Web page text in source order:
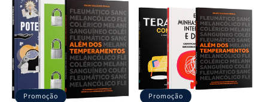
Raizes
da
Alma
|
O
Vício
Agradar
Raizes
da
Alma
|
O
Vício
de
Agradar
Quarto
de
Guerra
Livro
+
Devocional
Quarto
de
Guerra
|
Livro
+
Devocional
Promoção Promoção